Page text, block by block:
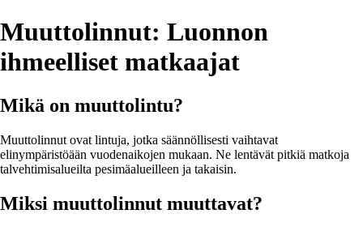
Muuttolinnut: Luonnon
ihmeelliset matkaajat
Mikä on muuttolintu?
Muuttolinnut ovat lintuja, jotka säännöllisesti vaihtavat
elinympäristöään vuodenaikojen mukaan. Ne lentävät pitkiä matkoja
talvehtimisalueilta pesimäalueilleen ja takaisin.
Miksi muuttolinnut muuttavat?